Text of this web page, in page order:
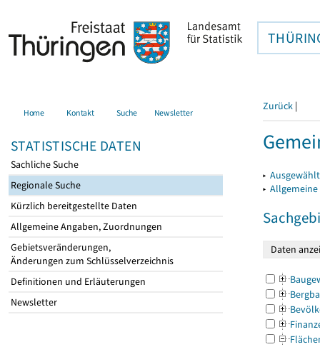
Home Kontakt Suche Newsletter
STATISTISCHE DATEN
Sachliche Suche
Regionale Suche
Kürzlich bereitgestellte Daten
Allgemeine Angaben, Zuordnungen
Gebietsveränderungen,
Änderungen zum Schlüsselverzeichnis
Definitionen und Erläuterungen
Newsletter
Zurück |
▸
▸